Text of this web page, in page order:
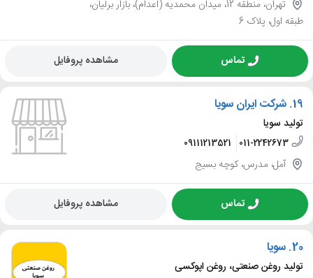
تهران، منطقه 12، میدان محمدیه (اعدام)، بازار برلیان،
طبقه اول، پلاک 6
تماس مشاهده پروفایل
19. شرکت ایران سویا
تولید سویا
011-2242673
09111213521
آمل، مدرس، کوچه بسیج
تماس مشاهده پروفایل
20. سویا
تولید روغن صنعتی، روغن اپوکسی